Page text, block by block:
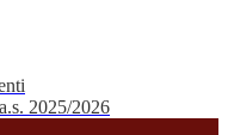
2025/2026